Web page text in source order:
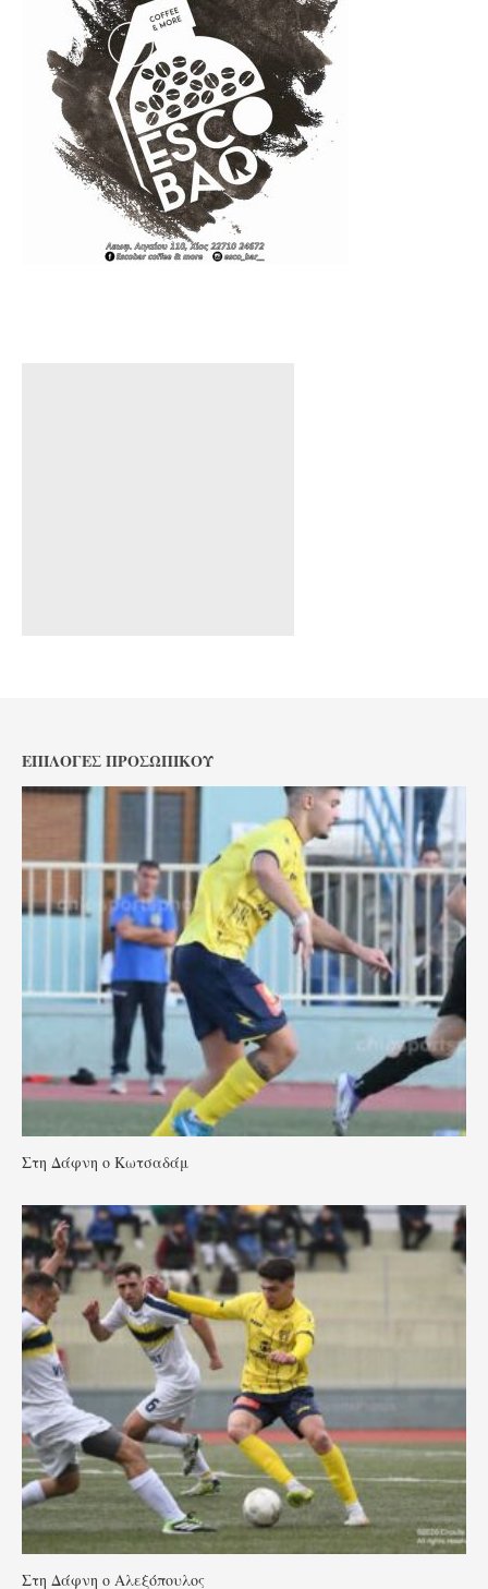
ΕΠΙΛΟΓΈΣ ΠΡΟΣΩΠΙΚΟΎ
Στη Δάφνη ο Κωτσαδάμ
Στη Δάφνη ο Αλεξόπουλος